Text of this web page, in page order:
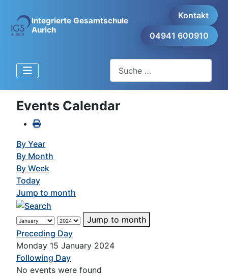
Integrierte Gesamtschule
Aurich
Kontakt
04941 600910
Events Calendar
By Year
By Month
By Week
Today
Jump to month
Jump to month
Preceding Day
Monday 15 January 2024
Following Day
No events were found